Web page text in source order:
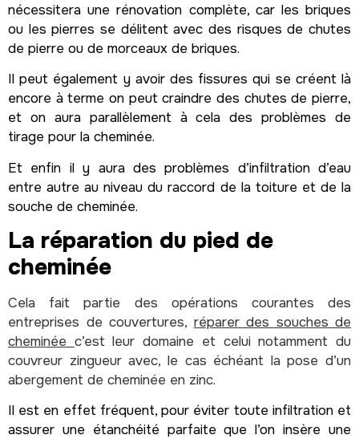
nécessitera une rénovation complète, car les briques
ou les pierres se délitent avec des risques de chutes
de pierre ou de morceaux de briques.
Il peut également y avoir des fissures qui se créent là
encore à terme on peut craindre des chutes de pierre,
et on aura parallèlement à cela des problèmes de
tirage pour la cheminée.
Et enfin il y aura des problèmes d’infiltration d’eau
entre autre au niveau du raccord de la toiture et de la
souche de cheminée.
La réparation du pied de
cheminée
Cela fait partie des opérations courantes des
entreprises de couvertures, réparer des souches de
cheminée c’est leur domaine et celui notamment du
couvreur zingueur avec, le cas échéant la pose d’un
abergement de cheminée en zinc.
Il est en effet fréquent, pour éviter toute infiltration et
assurer une étanchéité parfaite que l’on insère une